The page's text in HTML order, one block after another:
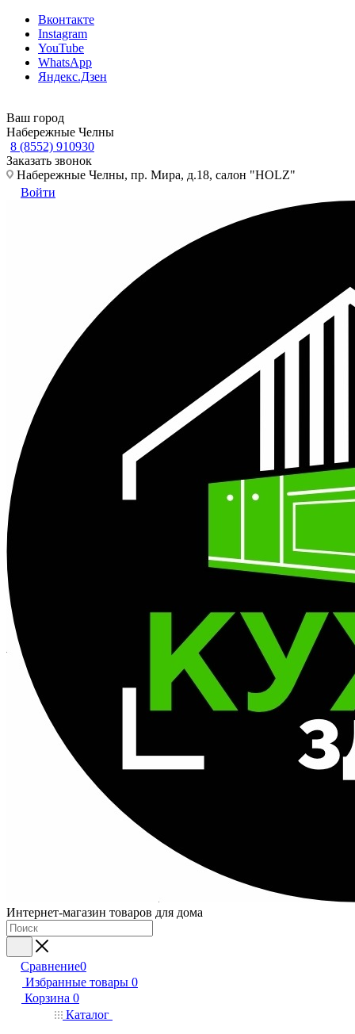
Вконтакте
Instagram
YouTube
WhatsApp
Яндекс.Дзен
Ваш город
Набережные Челны
8 (8552) 910930
Заказать звонок
Набережные Челны, пр. Мира, д.18, салон "HOLZ"
Войти
Интернет-магазин товаров для дома
Сравнение0
Избранные товары 0
Корзина 0
Каталог